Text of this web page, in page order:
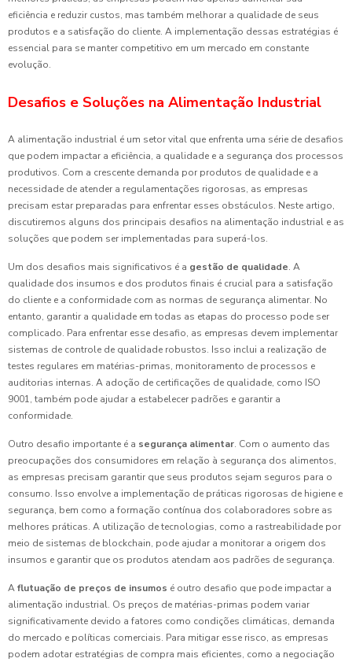
eficiência e reduzir custos, mas também melhorar a qualidade de seus
produtos e a satisfação do cliente. A implementação dessas estratégias é
essencial para se manter competitivo em um mercado em constante
evolução.
Desafios e Soluções na Alimentação Industrial
A alimentação industrial é um setor vital que enfrenta uma série de desafios
que podem impactar a eficiência, a qualidade e a segurança dos processos
produtivos. Com a crescente demanda por produtos de qualidade e a
necessidade de atender a regulamentações rigorosas, as empresas
precisam estar preparadas para enfrentar esses obstáculos. Neste artigo,
discutiremos alguns dos principais desafios na alimentação industrial e as
soluções que podem ser implementadas para superá-los.
Um dos desafios mais significativos é a gestão de qualidade. A
qualidade dos insumos e dos produtos finais é crucial para a satisfação
do cliente e a conformidade com as normas de segurança alimentar. No
entanto, garantir a qualidade em todas as etapas do processo pode ser
complicado. Para enfrentar esse desafio, as empresas devem implementar
sistemas de controle de qualidade robustos. Isso inclui a realização de
testes regulares em matérias-primas, monitoramento de processos e
auditorias internas. A adoção de certificações de qualidade, como ISO
9001, também pode ajudar a estabelecer padrões e garantir a
conformidade.
Outro desafio importante é a segurança alimentar. Com o aumento das
preocupações dos consumidores em relação à segurança dos alimentos,
as empresas precisam garantir que seus produtos sejam seguros para o
consumo. Isso envolve a implementação de práticas rigorosas de higiene e
segurança, bem como a formação contínua dos colaboradores sobre as
melhores práticas. A utilização de tecnologias, como a rastreabilidade por
meio de sistemas de blockchain, pode ajudar a monitorar a origem dos
insumos e garantir que os produtos atendam aos padrões de segurança.
Aflutuação de preços de insumos é outro desafio que pode impactar a
alimentação industrial. Os preços de matérias-primas podem variar
significativamente devido a fatores como condições climáticas, demanda
do mercado e políticas comerciais. Para mitigar esse risco, as empresas
podem adotar estratégias de compra mais eficientes, como a negociação